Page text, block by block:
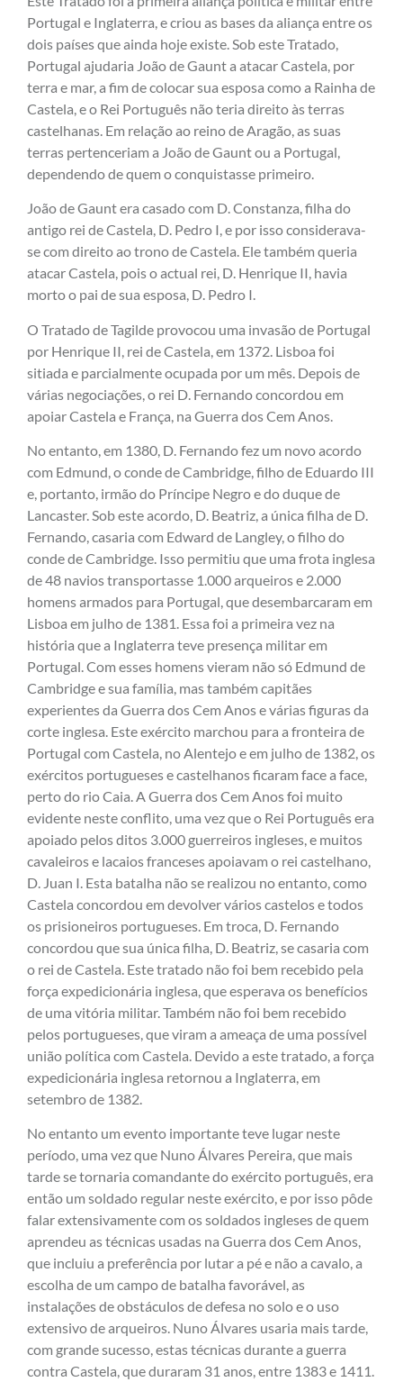
Portugal e Inglaterra, e criou as bases da aliança entre os
dois países que ainda hoje existe. Sob este Tratado,
Portugal ajudaria João de Gaunt a atacar Castela, por
terra e mar, a fim de colocar sua esposa como a Rainha de
Castela, e o Rei Português não teria direito às terras
castelhanas. Em relação ao reino de Aragão, as suas
terras pertenceriam a João de Gaunt ou a Portugal,
dependendo de quem o conquistasse primeiro.
João de Gaunt era casado com D. Constanza, filha do
antigo rei de Castela, D. Pedro I, e por isso considerava-
se com direito ao trono de Castela. Ele também queria
atacar Castela, pois o actual rei, D. Henrique II, havia
morto o pai de sua esposa, D. Pedro I.
O Tratado de Tagilde provocou uma invasão de Portugal
por Henrique II, rei de Castela, em 1372. Lisboa foi
sitiada e parcialmente ocupada por um mês. Depois de
várias negociações, o rei D. Fernando concordou em
apoiar Castela e França, na Guerra dos Cem Anos.
No entanto, em 1380, D. Fernando fez um novo acordo
com Edmund, o conde de Cambridge, filho de Eduardo III
e, portanto, irmão do Príncipe Negro e do duque de
Lancaster. Sob este acordo, D. Beatriz, a única filha de D.
Fernando, casaria com Edward de Langley, o filho do
conde de Cambridge. Isso permitiu que uma frota inglesa
de 48 navios transportasse 1.000 arqueiros e 2.000
homens armados para Portugal, que desembarcaram em
Lisboa em julho de 1381. Essa foi a primeira vez na
história que a Inglaterra teve presença militar em
Portugal. Com esses homens vieram não só Edmund de
Cambridge e sua família, mas também capitães
experientes da Guerra dos Cem Anos e várias figuras da
corte inglesa. Este exército marchou para a fronteira de
Portugal com Castela, no Alentejo e em julho de 1382, os
exércitos portugueses e castelhanos ficaram face a face,
perto do rio Caia. A Guerra dos Cem Anos foi muito
evidente neste conflito, uma vez que o Rei Português era
apoiado pelos ditos 3.000 guerreiros ingleses, e muitos
cavaleiros e lacaios franceses apoiavam o rei castelhano,
D. Juan I. Esta batalha não se realizou no entanto, como
Castela concordou em devolver vários castelos e todos
os prisioneiros portugueses. Em troca, D. Fernando
concordou que sua única filha, D. Beatriz, se casaria com
o rei de Castela. Este tratado não foi bem recebido pela
força expedicionária inglesa, que esperava os benefícios
de uma vitória militar. Também não foi bem recebido
pelos portugueses, que viram a ameaça de uma possível
união política com Castela. Devido a este tratado, a força
expedicionária inglesa retornou a Inglaterra, em
setembro de 1382.
No entanto um evento importante teve lugar neste
período, uma vez que Nuno Álvares Pereira, que mais
tarde se tornaria comandante do exército português, era
então um soldado regular neste exército, e por isso pôde
falar extensivamente com os soldados ingleses de quem
aprendeu as técnicas usadas na Guerra dos Cem Anos,
que incluiu a preferência por lutar a pé e não a cavalo, a
escolha de um campo de batalha favorável, as
instalações de obstáculos de defesa no solo e o uso
extensivo de arqueiros. Nuno Álvares usaria mais tarde,
com grande sucesso, estas técnicas durante a guerra
contra Castela, que duraram 31 anos, entre 1383 e 1411.